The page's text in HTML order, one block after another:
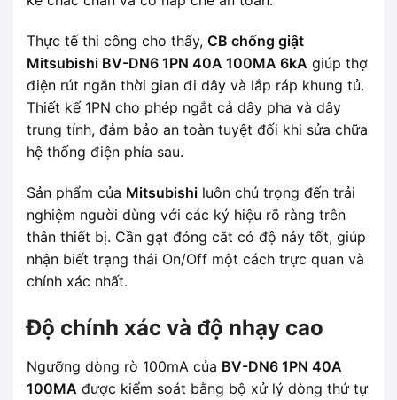
Thực tế thi công cho thấy, CB chống giật
Mitsubishi BV-DN6 1PN 40A 100MA 6kA giúp thợ
điện rút ngắn thời gian đi dây và lắp ráp khung tủ.
Thiết kế 1PN cho phép ngắt cả dây pha và dây
trung tính, đảm bảo an toàn tuyệt đối khi sửa chữa
hệ thống điện phía sau.
Sản phẩm của Mitsubishi luôn chú trọng đến trải
nghiệm người dùng với các ký hiệu rõ ràng trên
thân thiết bị. Cần gạt đóng cắt có độ nảy tốt, giúp
nhận biết trạng thái On/Off một cách trực quan và
chính xác nhất.
Độ chính xác và độ nhạy cao
Ngưỡng dòng rò 100mA của BV-DN6 1PN 40A
100MA được kiểm soát bằng bộ xử lý dòng thứ tự